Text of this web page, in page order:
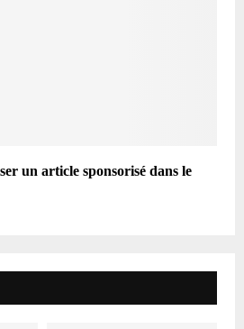
un article sponsorisé dans le